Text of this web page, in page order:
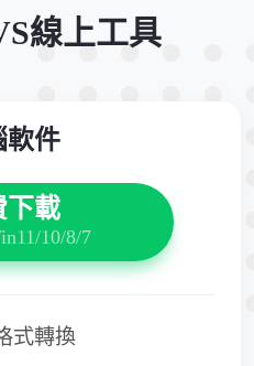
線上工具
軟件
下載
10/8/7
式轉換